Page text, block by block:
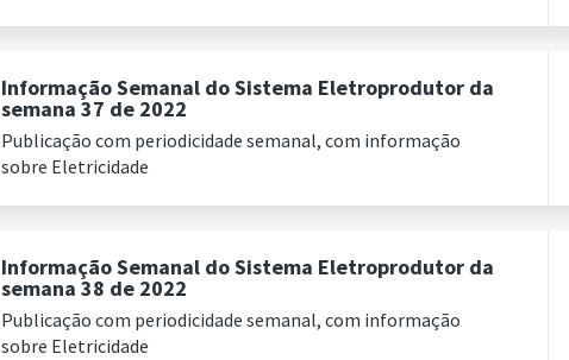
Informação Semanal do Sistema Eletroprodutor da
semana 37 de 2022
Publicação com periodicidade semanal, com informação
sobre Eletricidade
Informação Semanal do Sistema Eletroprodutor da
semana 38 de 2022
Publicação com periodicidade semanal, com informação
sobre Eletricidade